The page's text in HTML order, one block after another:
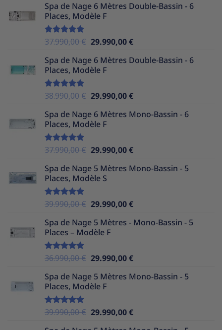
initial
était :
actuel
Spa de Nage 6 Mètres Double-Bassin - 6
Places, Modèle F
Note5.00
37.990,00€ Le
initial
était :
29.990,00€Le
actuel
Spa de Nage 6 Mètres Double-Bassin - 6
Places, Modèle F
Note5.00
38.990,00€ Le
initial
était :
29.990,00€Le
actuel
Spa de Nage 6 Mètres Mono-Bassin - 6
Places, Modèle F
Note5.00
37.990,00€ Le
initial
était :
29.990,00€Le
actuel
Spa de Nage 5 Mètres Mono-Bassin - 5
Places, Modèle S
Note5.00
39.990,00€ Le
initial
était :
29.990,00€Le
actuel
Spa de Nage 5 Mètres - Mono-Bassin - 5
Places – Modèle F
Note5.00
36.990,00€ Le
initial
était :
29.990,00€Le
actuel
Spa de Nage 5 Mètres Mono-Bassin - 5
Places, Modèle F
Note5.00
39.990,00€ Le
29.990,00€Le